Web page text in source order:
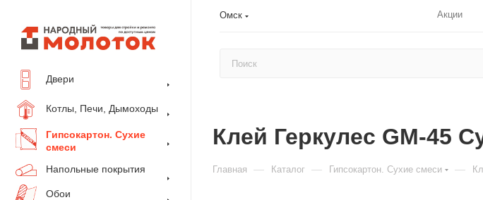
Омск Акции
Двери
Котлы, Печи, Дымоходы
Гипсокартон. Сухие
смеси
Напольные покрытия
Обои
Клей Геркулес GM-45
Главная — Каталог — Гипсокартон. Сухие смеси —